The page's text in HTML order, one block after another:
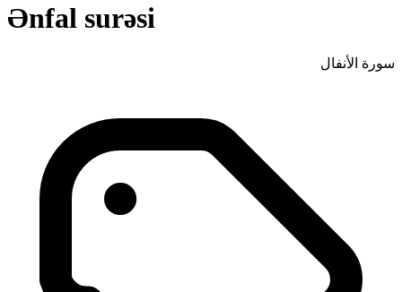
Ənfal surəsi
سورة الأنفال